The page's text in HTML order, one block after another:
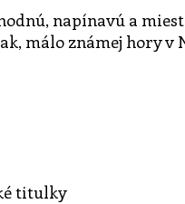
napínavú a
málo známej hory v
titulky